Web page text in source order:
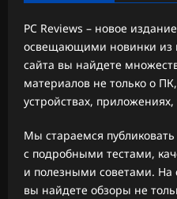
PC Reviews – новое
освещающими новинки из
сайта вы найдете
материалов не только о
устройствах, приложениях,
Мы стараемся
с подробными тестами,
и полезными советами. На
вы найдете обзоры не